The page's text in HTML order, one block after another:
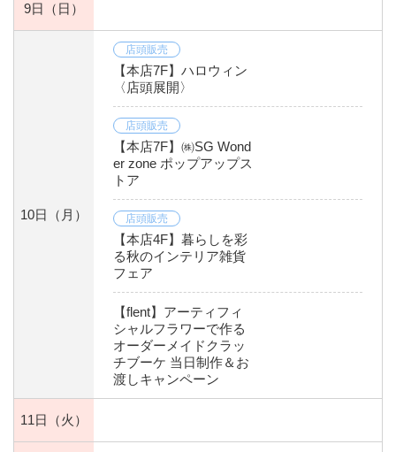
9日 （日）
10日 （月）
店頭販売
【本店7F】ハロウィン
〈店頭展開〉
店頭販売
【本店7F】㈱SG Wond
er zone ポップアップス
トア
店頭販売
【本店4F】暮らしを彩
る秋のインテリア雑貨
フェア
【flent】アーティフィ
シャルフラワーで作る
オーダーメイドクラッ
チブーケ 当日制作＆お
渡しキャンペーン
11日 （火）